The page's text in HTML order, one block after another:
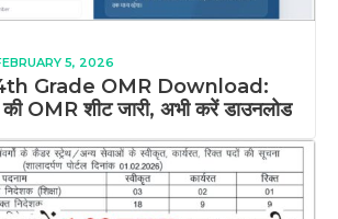
5, 2026
Grade OMR Download:
की OMR शीट जारी, अभी करें डाउनलोड